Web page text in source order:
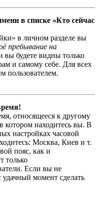
в списке «Кто сейчас
в личном разделе вы
пребывание на
вы будете видны только
и самому себе. Для всех
пользователем.
относящееся к другому
котором находитесь вы. В
настройках часовой
Москва, Киев и т.
пояс, как и
только
Если вы не
удачный момент сделать